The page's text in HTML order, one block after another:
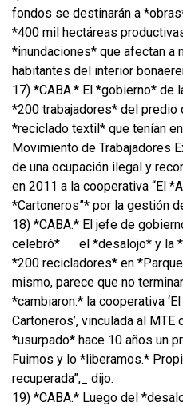
fondos se destinarán a
*400 mil hectáreas
*inundaciones* que afectan a
habitantes del interior
17) *CABA.* El *gobierno* de
*200 trabajadores* del
*reciclado textil* que tenían
Movimiento de Trabajadores
de una ocupación ilegal y
en 2011 a la cooperativa “El
*Cartoneros”* por la gestión
18) *CABA.* El jefe de
celebró*
el *desalojo* y la
*200 recicladores* en
mismo, parece que no
*cambiaron:* la cooperativa
Cartoneros’, vinculada al
*usurpado* hace 10 años un
Fuimos y lo *liberamos.*
recuperada”,_ dijo.
19) *CABA.* Luego del